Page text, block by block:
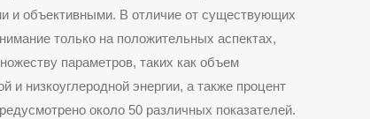
и объективными. В отличие от существующих
только на положительных аспектах,
параметров, таких как объем
низкоуглеродной энергии, а также процент
около 50 различных показателей.